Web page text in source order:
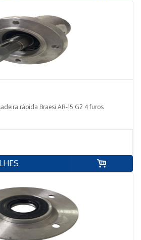
rápida Braesi AR-15 G2 4 furos